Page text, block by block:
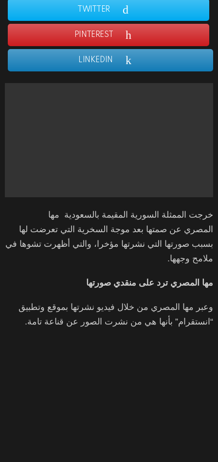
TWITTER
PINTEREST
LINKEDIN
خرجت الممثلة السورية المقيمة بالسعودية مها
المصري عن صمتها بعد موجة السخرية التي تعرضت لها
بسبب صورتها التي نشرتها مؤخرا، والتي أظهرت تشوها في
ملامح وجهها.
مها المصري ترد على منقدي صورتها
وعبر مها المصري من خلال فيديو نشرتها بموقع وتطبيق
“انستقرام” بأنها هي من نشرت الصور عن قناعة تامة.